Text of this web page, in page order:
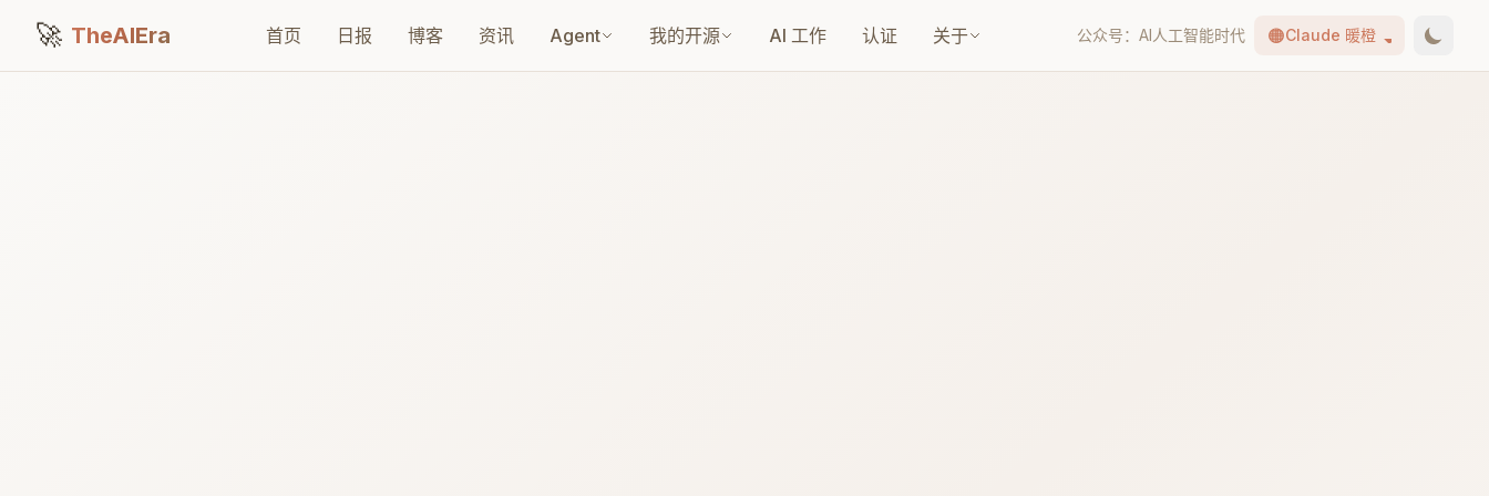
🚀 TheAIEra 首页 日报 博客 资讯 Agent 我的开源 AI 工作 认证 关于 公众号：AI人工智能时代 🟠Claude 暖橙